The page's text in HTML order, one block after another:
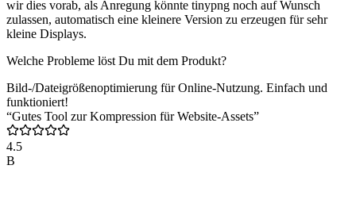
wir dies vorab, als Anregung könnte tinypng noch auf Wunsch
zulassen, automatisch eine kleinere Version zu erzeugen für sehr
kleine Displays.
Welche Probleme löst Du mit dem Produkt?
Bild-/Dateigrößenoptimierung für Online-Nutzung. Einfach und
funktioniert!
“Gutes Tool zur Kompression für Website-Assets”
4.5
B